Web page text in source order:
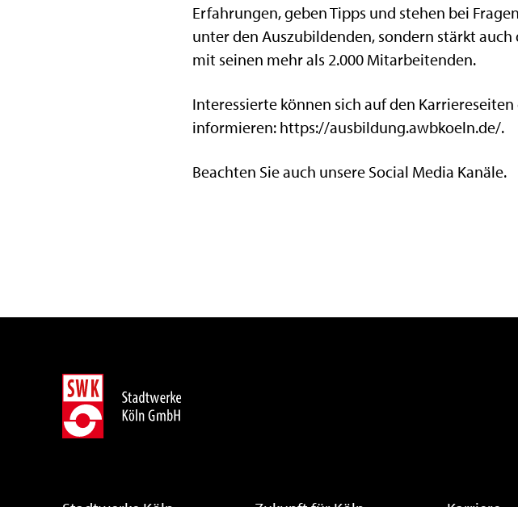
Erfahrungen, geben Tipps und stehen bei
unter den Auszubildenden, sondern stärkt
mit seinen mehr als 2.000 Mitarbeitenden.
Interessierte können sich auf den
informieren: https://ausbildung.awbkoeln.de/.
Beachten Sie auch unsere Social Media Kanäle.